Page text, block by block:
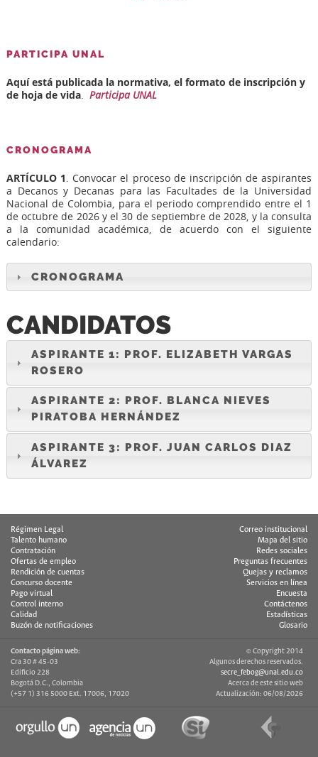
PARTICIPA UNAL
Aquí está publicada la normativa, el formato de inscripción y
de hoja de vida. Participa UNAL
CRONOGRAMA
ARTÍCULO 1. Convocar el proceso de inscripción de aspirantes
a Decanos y Decanas para las Facultades de la Universidad
Nacional de Colombia, para el periodo comprendido entre el 1
de octubre de 2026 y el 30 de septiembre de 2028, y la consulta
a la comunidad académica, de acuerdo con el siguiente
calendario:
CRONOGRAMA
CANDIDATOS
ASPIRANTE 1: PROF. ELIZABETH VARGAS
ROSERO
ASPIRANTE 2: PROF. BLANCA NIEVES
PIRATOBA HERNÁNDEZ
ASPIRANTE 3: PROF. JUAN CARLOS DIAZ
ÁLVAREZ
Régimen Legal
Talento humano
Contratación
Ofertas de empleo
Rendición de cuentas
Concurso docente
Pago virtual
Control interno
Calidad
Buzón de notificaciones
Correo institucional
Mapa del sitio
Redes sociales
Preguntas frecuentes
Quejas y reclamos
Servicios en línea
Encuesta
Contáctenos
Estadísticas
Glosario
Contacto página web:
Cra 30 # 45-03
Edificio 228
Bogotá D.C., Colombia
(+57 1) 316 5000 Ext. 17006, 17020
© Copyright 2014
Algunos derechos reservados.
secre_febog@unal.edu.co
Acerca de este sitio web
Actualización: 06/08/2026